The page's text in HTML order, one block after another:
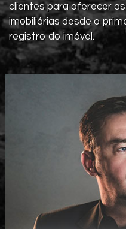
clientes para oferecer
imobiliárias desde o
registro do imóvel.